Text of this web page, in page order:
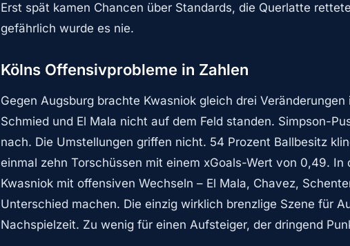
Erst spät kamen Chancen über Standards, die Querlatte
gefährlich wurde es nie.
Kölns Offensivprobleme in Zahlen
Gegen Augsburg brachte Kwasniok gleich drei
Schmied und El Mala nicht auf dem Feld standen. Simpson-
nach. Die Umstellungen griffen nicht. 54 Prozent Ballbesitz
einmal zehn Torschüssen mit einem xGoals-Wert von 0,49.
Kwasniok mit offensiven Wechseln – El Mala, Chavez,
Unterschied machen. Die einzig wirklich brenzlige Szene für
Nachspielzeit. Zu wenig für einen Aufsteiger, der dringend